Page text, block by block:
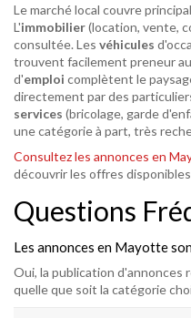
Le marché local couvre
L'immobilier(location, vente,
consultée. Les véhicules
trouvent facilement preneur
d'emploi complètent le
directement par des
services (bricolage, garde
une catégorie à part, très
Consultez les annonces en
découvrir les offres
Questions
Les annonces en Mayotte
Oui, la publication
quelle que soit la catégorie